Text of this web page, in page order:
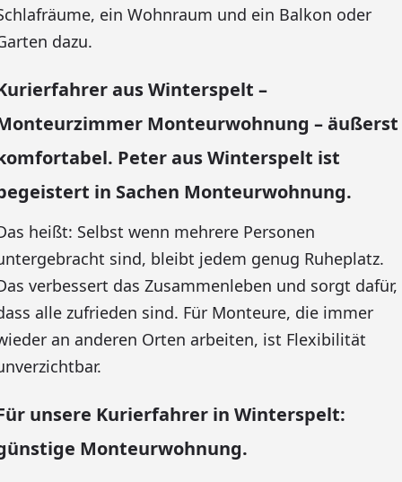
ein Wohnraum und ein Balkon oder
dazu.
aus Winterspelt –
Monteurwohnung – äußerst
Peter aus Winterspelt ist
in Sachen Monteurwohnung.
heißt: Selbst wenn mehrere Personen
sind, bleibt jedem genug Ruheplatz.
verbessert das Zusammenleben und sorgt dafür,
alle zufrieden sind. Für Monteure, die immer
an anderen Orten arbeiten, ist Flexibilität
unsere Kurierfahrer in Winterspelt:
Monteurwohnung.